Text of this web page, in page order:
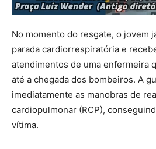
No momento do resgate, o jovem
parada cardiorrespiratória e
atendimentos de uma enfermeira
até a chegada dos bombeiros. A
imediatamente as manobras de
cardiopulmonar (RCP),
vítima.